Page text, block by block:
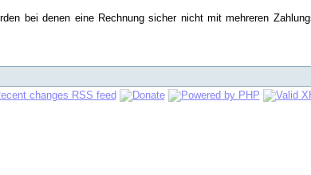
bei denen eine Rechnung sicher nicht mit mehreren